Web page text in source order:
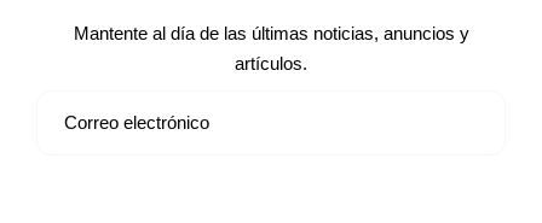
Mantente al día de las últimas noticias, anuncios y
artículos.